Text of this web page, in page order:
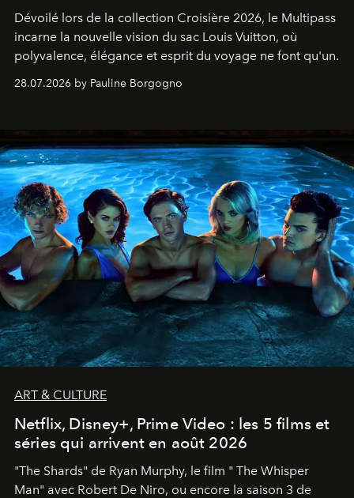
Dévoilé lors de la collection Croisière 2026, le Multipass
incarne la nouvelle vision du sac Louis Vuitton, où
polyvalence, élégance et esprit du voyage ne font qu'un.
28.07.2026 by Pauline Borgogno
ART & CULTURE
Netflix, Disney+, Prime Video : les 5 films et
séries qui arrivent en août 2026
"The Shards" de Ryan Murphy, le film " The Whisper
Man" avec Robert De Niro, ou encore la saison 3 de